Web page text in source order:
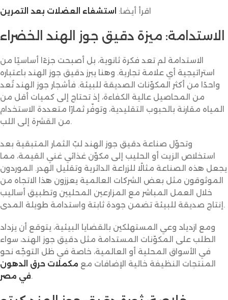
اقرأ أيضا: استشفاء العضلات بعد التمرين
الاستدامة: ميزة دقيق جوز الهند الخضراء
الاستدامة لم تعد فكرة ثانوية، بل أصبحت جزءًا أساسيًا من
استراتيجية أي علامة تجارية. وهنا يبرز دقيق جوز الهند باعتباره
واحدًا من أكثر المكوّنات الصديقة للبيئة. فأشجار جوز الهند تُعد
من المحاصيل عالية الكفاءة، إذ تحتاج إلى كميات أقل من
المياه مقارنة بالحبوب التقليدية، وتوفّر ثمارًا متعددة الاستخدام
من القشرة إلى اللب.
وتحوّل صناعة دقيق جوز الهند لبّ الثمار المتبقية بعد
استخلاص الزيت أو الحليب إلى مكوّن غذائي غني القيمة، مما
يجعل هذه الصناعة مثالًا للزراعة الدائرية وتقليل الهدر. الموردون
الموثوقون مثل بعض الشركات العالمية يعززون هذا الاتجاه من
خلال العمل المباشر مع المزارعين المحليين وتطبيق أساليب
إنتاج صديقة للبيئة تضمن جودة ثابتة واستدامة طويلة المدى.
ومع ازدياد وعي المستهلكين بالقضايا البيئية، يتوقع أن يزداد
الطلب على المكوّنات المستدامة مثل دقيق جوز الهند، سواء
في الأسواق المحلية أو العالمية، خاصة في ظل التوجّه نحو
المنتجات النظيفة خالية الإضافات مع مكملات حرق الدهون
في مصر.